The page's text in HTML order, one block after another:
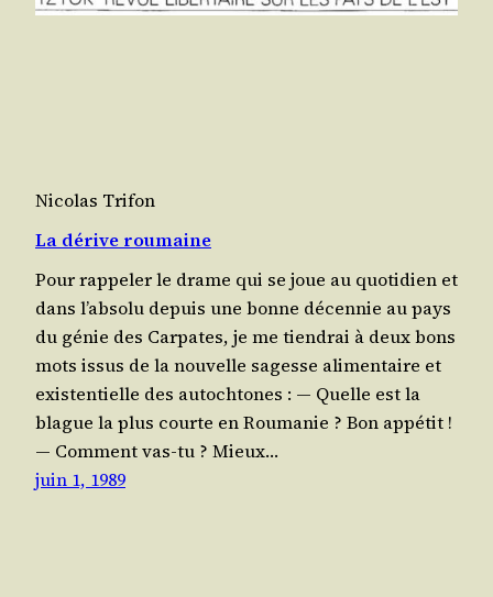
Nicolas Trifon
La dérive roumaine
Pour rap­pe­ler le drame qui se joue au quo­ti­dien et
dans l’ab­so­lu depuis une bonne décen­nie au pays
du génie des Car­pates, je me tien­drai à deux bons
mots issus de la nou­velle sagesse ali­men­taire et
exis­ten­tielle des autochtones : — Quelle est la
blague la plus courte en Rou­ma­nie ? Bon appétit !
— Com­ment vas-tu ? Mieux…
juin 1, 1989